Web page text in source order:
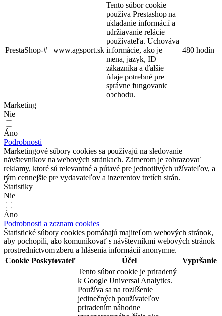
PrestaShop-# www.agsport.sk
Tento súbor cookie
používa Prestashop na
ukladanie informácií a
udržiavanie relácie
používateľa. Uchováva
informácie, ako je
mena, jazyk, ID
zákazníka a ďalšie
údaje potrebné pre
správne fungovanie
obchodu.
480 hodín
Marketing
Nie
Áno
Podrobnosti
Marketingové súbory cookies sa používajú na sledovanie
návštevníkov na webových stránkach. Zámerom je zobrazovať
reklamy, ktoré sú relevantné a pútavé pre jednotlivých užívateľov, a
tým cennejšie pre vydavateľov a inzerentov tretích strán.
Štatistiky
Nie
Áno
Podrobnosti a zoznam cookies
Štatistické súbory cookies pomáhajú majiteľom webových stránok,
aby pochopili, ako komunikovať s návštevníkmi webových stránok
prostredníctvom zberu a hlásenia informácií anonymne.
Cookie Poskytovateľ Účel Vypršanie
Tento súbor cookie je priradený
k Google Universal Analytics.
Používa sa na rozlíšenie
jedinečných používateľov
priradením náhodne